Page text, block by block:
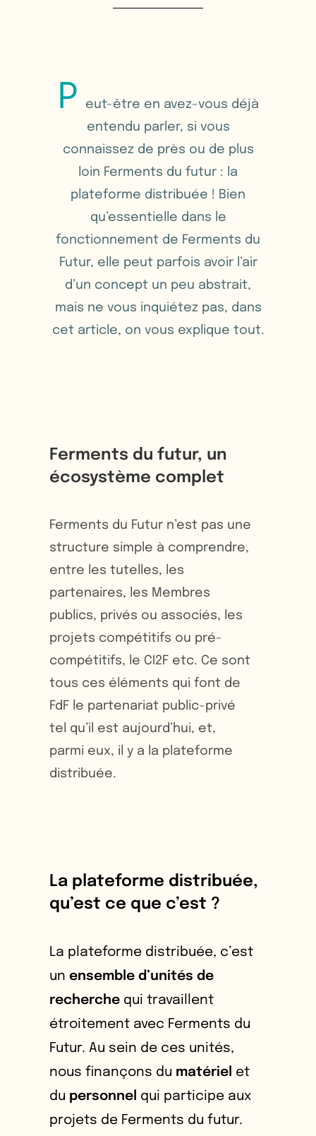
P
eut-être en avez-vous déjà
entendu parler, si vous
connaissez de près ou de plus
loin Ferments du futur : la
plateforme distribuée ! Bien
qu’essentielle dans le
fonctionnement de Ferments du
Futur, elle peut parfois avoir l’air
d’un concept un peu abstrait,
mais ne vous inquiétez pas, dans
cet article, on vous explique tout.
Ferments du futur, un
écosystème complet
Ferments du Futur n’est pas une
structure simple à comprendre,
entre les tutelles, les
partenaires, les Membres
publics, privés ou associés, les
projets compétitifs ou pré-
compétitifs, le CI2F etc. Ce sont
tous ces éléments qui font de
FdF le partenariat public-privé
tel qu’il est aujourd’hui, et,
parmi eux, il y a la plateforme
distribuée.
La plateforme distribuée,
qu’est ce que c’est ?
La plateforme distribuée, c’est
un ensemble d’unités de
recherche qui travaillent
étroitement avec Ferments du
Futur. Au sein de ces unités,
nous finançons du matériel et
du personnel qui participe aux
projets de Ferments du futur.